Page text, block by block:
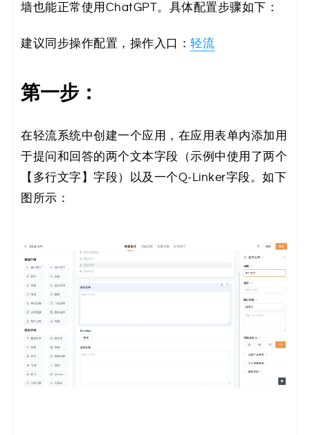
墙也能正常使用ChatGPT。具体配置步骤如下：
建议同步操作配置，操作入口： 轻流
第一步：
在轻流系统中创建一个应用，在应用表单内添加用
于提问和回答的两个文本字段（示例中使用了两个
【多行文字】字段）以及一个Q-Linker字段。如下
图所示：